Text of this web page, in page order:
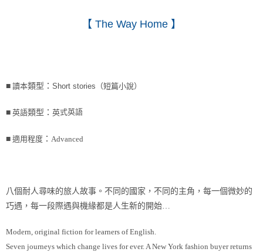
【 The Way Home 】
■ 讀本類型： Short stories（短篇小說）
■ 英語類型： 英式英語
■ 適用程度 ： Advanced
八個耐人尋味的旅人故事。不同的國家，不同的主角，每一個微妙的
巧遇，每一段際遇與機緣都是人生新的開始…
Modern, original fiction for learners of English.
Seven journeys which change lives for ever. A New York fashion buyer returns